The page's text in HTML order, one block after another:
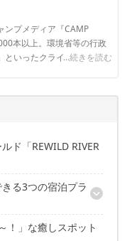
ンプメディア『CAMP
本以上。環境省等の行政
といったクライアントとの
...続きを読む
ド「REWILD RIVER
る3つの宿泊プラ
！」な癒しスポット